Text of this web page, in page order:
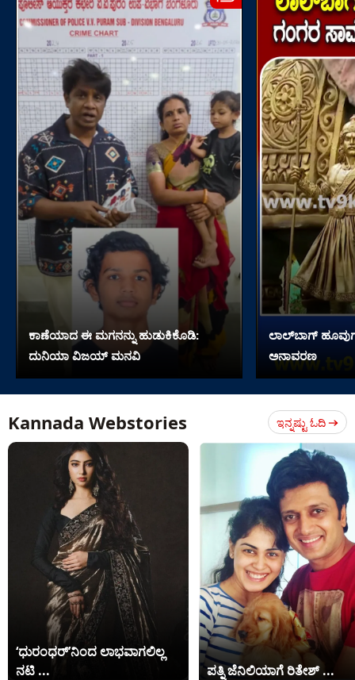
ಕಾಣೆಯಾದ ಈ ಮಗನನ್ನು ಹುಡುಕಿಕೊಡಿ:
ದುನಿಯಾ ವಿಜಯ್ ಮನವಿ
ಲಾಲ್​ಬಾಗ್
ಅನಾವರಣ
Kannada Webstories ಇನ್ನಷ್ಟು ಓದಿ
‘ಧುರಂಧರ್’ನಿಂದ ಲಾಭವಾಗಲಿಲ್ಲ
ನಟಿ ...
ಪತ್ನಿ ಜೆನಿಲಿಯಾಗೆ ರಿತೇಶ್ ...